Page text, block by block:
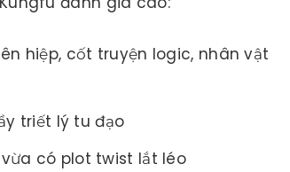
hiệp, cốt truyện logic, nhân vật
triết lý tu đạo
có plot twist lắt léo